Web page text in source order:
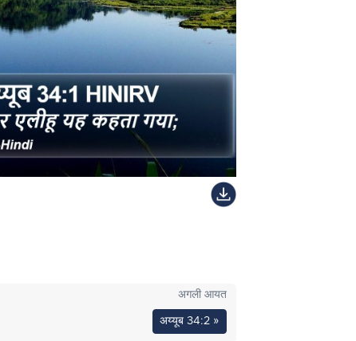
अगली आयत
अय्यूब 34:2 »